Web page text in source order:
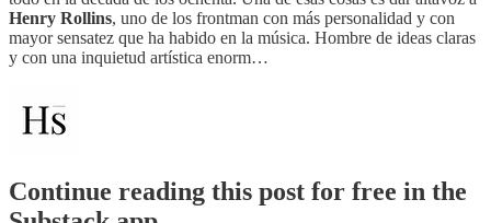
Henry Rollins, uno de los frontman con más personalidad y con
mayor sensatez que ha habido en la música. Hombre de ideas claras
y con una inquietud artística enorm…
Continue reading this post for free in the